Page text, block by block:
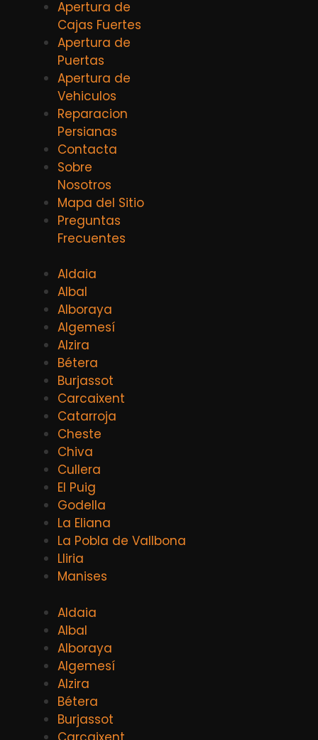
Apertura de
Cajas Fuertes
Apertura de
Puertas
Apertura de
Vehiculos
Reparacion
Persianas
Contacta
Sobre
Nosotros
Mapa del Sitio
Preguntas
Frecuentes
Aldaia
Albal
Alboraya
Algemesí
Alzira
Bétera
Burjassot
Carcaixent
Catarroja
Cheste
Chiva
Cullera
El Puig
Godella
La Eliana
La Pobla de Vallbona
Lliria
Manises
Aldaia
Albal
Alboraya
Algemesí
Alzira
Bétera
Burjassot